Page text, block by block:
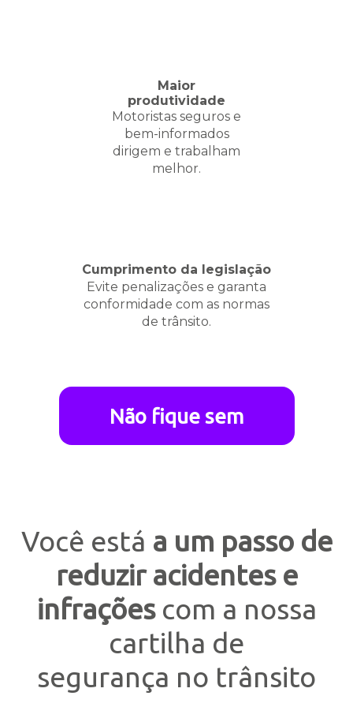
Maior
produtividade
Motoristas seguros e
bem-informados
dirigem e trabalham
melhor.
Cumprimento da legislação
Evite penalizações e garanta
conformidade com as normas
de trânsito.
Não fique sem
Você está a um passo de
reduzir acidentes e
infraçõescom a nossa
cartilha de
segurança no trânsito